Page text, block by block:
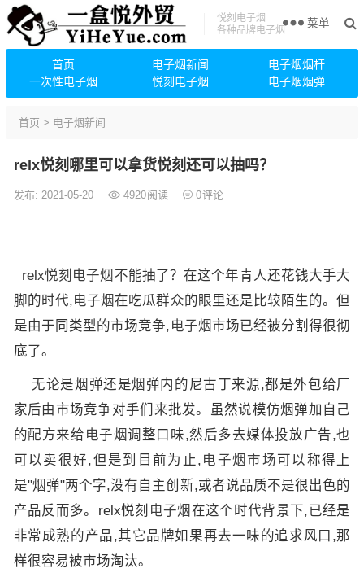
悦刻电子烟
各种品牌电子烟
首页 电子烟新闻
电子烟烟杆
一次性电子烟
悦刻电子烟 电子烟烟弹
菜单
首页 > 电子烟新闻
relx悦刻哪里可以拿货悦刻还可以抽吗？
发布: 2021-05-20 4920阅读 0评论
relx悦刻电子烟 不能抽了？在这个年青人还花钱大手大
脚的时代,电子烟在吃瓜群众的眼里还是比较陌生的。但
是由于同类型的市场竞争, 电子烟市场已经被分割得很彻
底了。
无论是烟弹还是烟弹内的尼古丁来源,都是外包给厂
家后由市场竞争对手们来批发。虽然说模仿烟弹加自己
的配方来给 电子烟调整口味,然后多去媒体投放广告,也
可以卖很好,但是到目前为止, 电子烟市场可以称得上
是"烟弹"两个字,没有自主创新,或者说品质不是很出色的
产品反而多。relx悦刻 电子烟 在这个时代背景下,已经是
非常成熟的产品,其它品牌如果再去一味的追求风口,那
样很容易被市场淘汰。